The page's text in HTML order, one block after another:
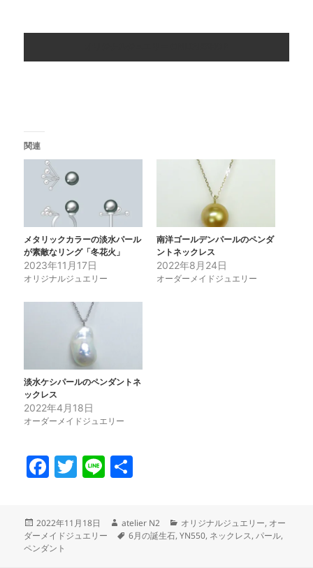
関連
メタリックカラーの淡水パール
が素敵なリング「冬花火」
2023年11月17日
オリジナルジュエリー
南洋ゴールデンパールのペンダ
ントネックレス
2022年8月24日
オーダーメイドジュエリー
淡水ケシパールのペンダントネ
ックレス
2022年4月18日
オーダーメイドジュエリー
F
e
b
T
er
Li
投
稿
日:
2022年11月18日
作
成
atelier N2
カ
テ
オリジナルジュエリー, オー
ダーメイドジュエリー
タ
6月の誕生石,YN550, ネックレス,パール,
ペンダント